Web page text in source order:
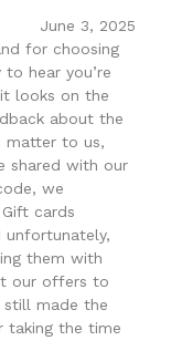
June 3, 2025
for choosing
to hear you’re
looks on the
about the
matter to us,
shared with our
we
cards
them with
our offers to
made the
taking the time